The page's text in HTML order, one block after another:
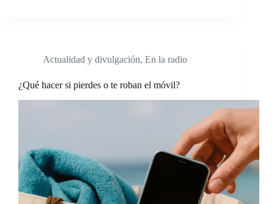
Actualidad y divulgación, En la radio
¿Qué hacer si pierdes o te roban el móvil?